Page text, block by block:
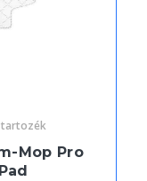
tartozék
Mop Pro